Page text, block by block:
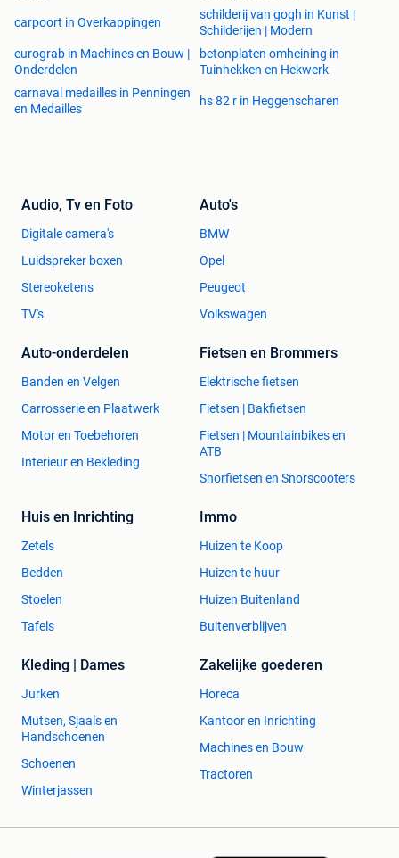
carpoort in Overkappingen
schilderij van gogh in Kunst |
Schilderijen | Modern
eurograb in Machines en Bouw |
Onderdelen
betonplaten omheining in
Tuinhekken en Hekwerk
carnaval medailles in Penningen
en Medailles
hs 82 r in Heggenscharen
Audio, Tv en Foto
Digitale camera's
Luidspreker boxen
Stereoketens
TV's
Auto's
BMW
Opel
Peugeot
Volkswagen
Auto-onderdelen
Banden en Velgen
Carrosserie en Plaatwerk
Motor en Toebehoren
Interieur en Bekleding
Fietsen en Brommers
Elektrische fietsen
Fietsen | Bakfietsen
Fietsen | Mountainbikes en
ATB
Snorfietsen en Snorscooters
Huis en Inrichting
Zetels
Bedden
Stoelen
Tafels
Immo
Huizen te Koop
Huizen te huur
Huizen Buitenland
Buitenverblijven
Kleding | Dames
Jurken
Mutsen, Sjaals en
Handschoenen
Schoenen
Winterjassen
Zakelijke goederen
Horeca
Kantoor en Inrichting
Machines en Bouw
Tractoren